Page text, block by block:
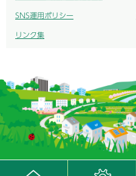
SNS運用ポリシー
リンク集